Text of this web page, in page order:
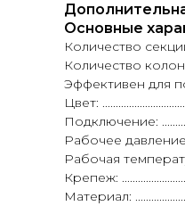
Основные
Количество
Количество колонн
Эффективен для
Цвет:
Подключение:
Рабочее давление:
Рабочая температура:
Крепеж:
Материал: